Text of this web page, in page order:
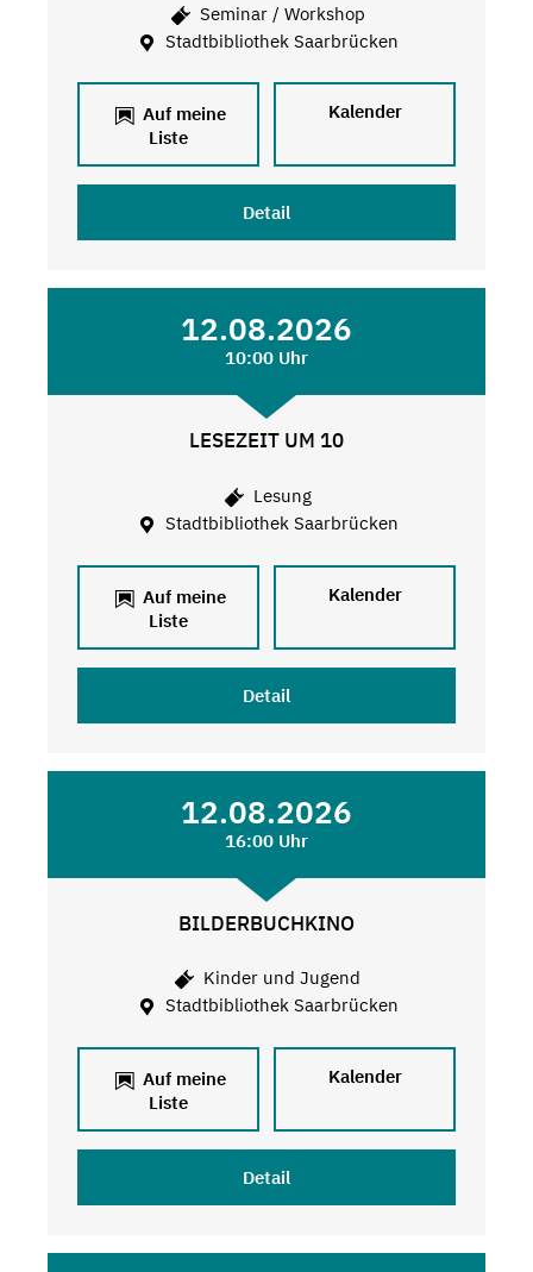
Seminar / Workshop
Stadtbibliothek Saarbrücken
Auf meine
Liste
Kalender
Detail
12.08.2026
10:00 Uhr
LESEZEIT UM 10
Lesung
Stadtbibliothek Saarbrücken
Auf meine
Liste
Kalender
Detail
12.08.2026
16:00 Uhr
BILDERBUCHKINO
Kinder und Jugend
Stadtbibliothek Saarbrücken
Auf meine
Liste
Kalender
Detail